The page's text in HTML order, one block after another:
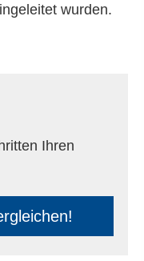
wurden.
Ihren